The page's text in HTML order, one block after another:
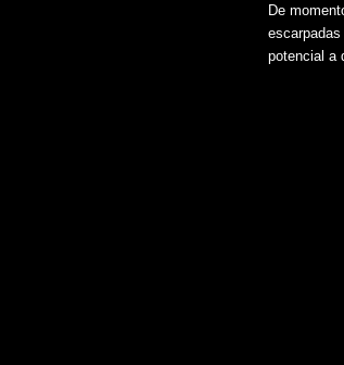
De
potencial a